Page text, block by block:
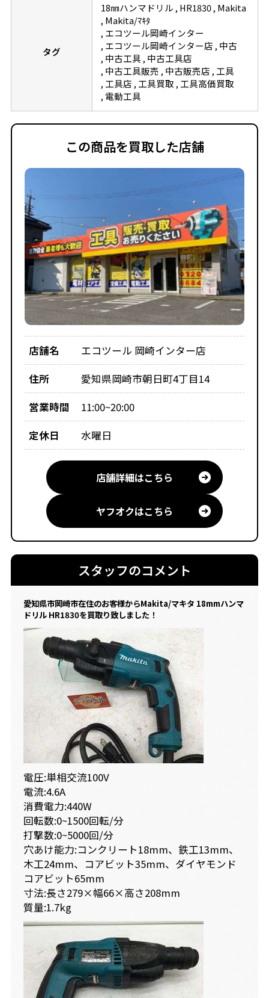
タグ
18㎜ハンマドリル HR1830 Makita
Makita/ﾏｷﾀ
エコツール岡崎インター
エコツール岡崎インター店 中古
中古工具 中古工具店
中古工具販売
中古販売店 工具
工具店 工具買取 工具高価買取
電動工具
この商品を買取した店舗
店舗名
エコツール 岡崎インター店
住所
愛知県岡崎市朝日町4丁目14
営業時間
11:00~20:00
定休日
水曜日
店舗詳細はこちら
ヤフオクはこちら
スタッフのコメント
愛知県市岡崎市在住のお客様からMakita/マキタ 18mmハンマ
ドリル HR1830を買取り致しました！
電圧:単相交流100V
電流:4.6A
消費電力:440W
回転数:0~1500回転/分
打撃数:0~5000回/分
穴あけ能力:コンクリート18mm、鉄工13mm、
木工24mm、コアビット35mm、ダイヤモンド
コアビット65mm
寸法:長さ279×幅66×高さ208mm
質量:1.7kg